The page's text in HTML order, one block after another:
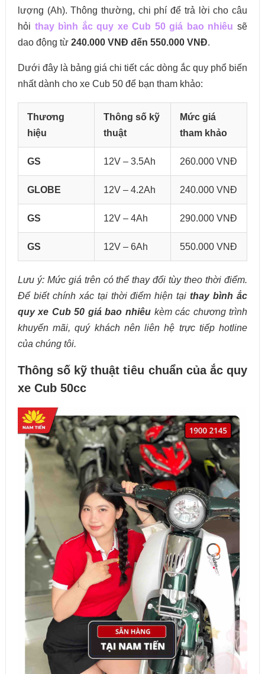
lượng (Ah). Thông thường, chi phí để trả lời cho câu
hỏi thay bình ắc quy xe Cub 50 giá bao nhiêu sẽ
dao động từ 240.000 VNĐ đến 550.000 VNĐ.
Dưới đây là bảng giá chi tiết các dòng ắc quy phổ biến
nhất dành cho xe Cub 50 để bạn tham khảo:
Thương
hiệu
Thông số kỹ
thuật
Mức giá
tham khảo
GS 12V – 3.5Ah 260.000 VNĐ
GLOBE 12V – 4.2Ah 240.000 VNĐ
GS 12V – 4Ah 290.000 VNĐ
GS 12V – 6Ah 550.000 VNĐ
Lưu ý: Mức giá trên có thể thay đổi tùy theo thời điểm.
Để biết chính xác tại thời điểm hiện tạithay bình ắc
quy xe Cub 50 giá bao nhiêu kèm các chương trình
khuyến mãi, quý khách nên liên hệ trực tiếp hotline
của chúng tôi.
Thông số kỹ thuật tiêu chuẩn của ắc quy
xe Cub 50cc